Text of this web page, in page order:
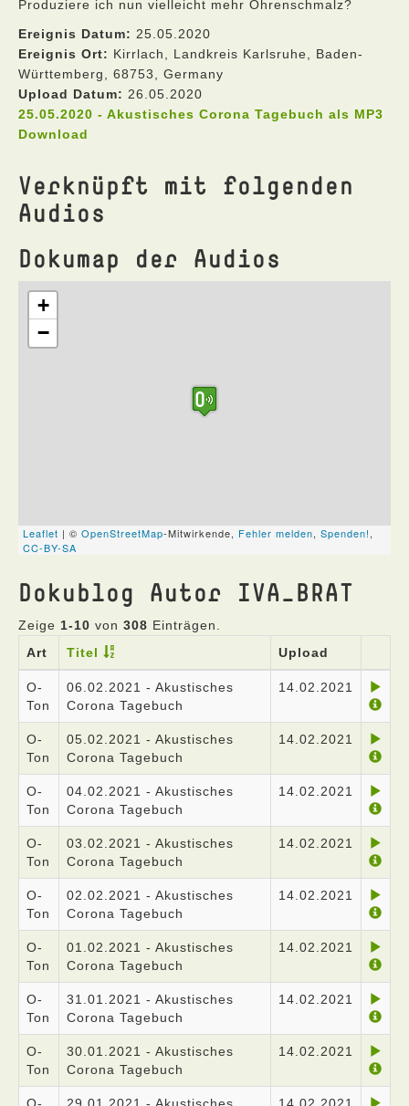
Produziere ich nun vielleicht mehr Ohrenschmalz?
Ereignis Datum: 25.05.2020
Ereignis Ort: Kirrlach, Landkreis Karlsruhe, Baden-
Württemberg, 68753, Germany
Upload Datum: 26.05.2020
25.05.2020 - Akustisches Corona Tagebuch als MP3
Download
Verknüpft mit folgenden
Audios
Dokumap der Audios
Dokublog Autor IVA_BRAT
Zeige 1-10 von 308 Einträgen.
Art
Titel Upload
O-
Ton
06.02.2021 - Akustisches
Corona Tagebuch
14.02.2021
O-
Ton
05.02.2021 - Akustisches
Corona Tagebuch
14.02.2021
O-
Ton
04.02.2021 - Akustisches
Corona Tagebuch
14.02.2021
O-
Ton
03.02.2021 - Akustisches
Corona Tagebuch
14.02.2021
O-
Ton
02.02.2021 - Akustisches
Corona Tagebuch
14.02.2021
O-
Ton
01.02.2021 - Akustisches
Corona Tagebuch
14.02.2021
O-
Ton
31.01.2021 - Akustisches
Corona Tagebuch
14.02.2021
O-
Ton
30.01.2021 - Akustisches
Corona Tagebuch
14.02.2021